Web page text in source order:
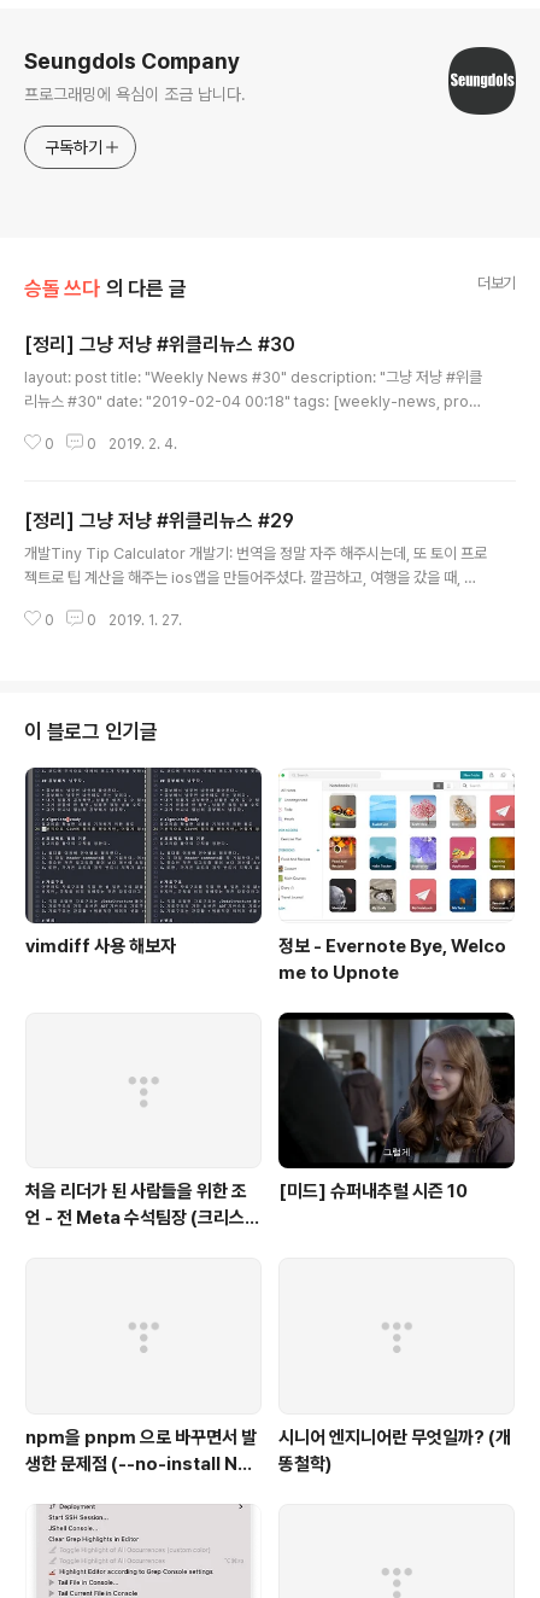
Seungdols Company
프로그래밍에 욕심이 조금 납니다.
구독하기
승돌 쓰다 의 다른 글 더보기
[정리] 그냥 저냥 #위클리뉴스 #30
layout: post title: "Weekly News #30" description: "그냥 저냥 #위클
리뉴스 #30" date: "2019-02-04 00:18" tags: [weekly-news, progr
리뷰 - 코드 리뷰 문화: 코드 리뷰에 대한 글인데, 코드 리뷰에 대한 모든 면을 적
돌아 오는 복리라고 생각하면 좋다. 작게 자주 올리는 것이 좋다는 말에 격하게
동의한다.자바스크립트 비동기 처리 과정과 RxJS Scheduler: 오래전의 ..
0 0 2019. 2. 4.
[정리] 그냥 저냥 #위클리뉴스 #29
개발Tiny Tip Calculator 개발기: 번역을 정말 자주 해주시는데, 또 토이 프로
젝트로 팁 계산을 해주는 ios앱을 만들어주셨다. 깔끔하고, 여행을 갔을 때, 써
로그래머를 위한 타자 연습페이지를 모방하여, 한글 연습을 할 수 있는 웹 앱인
ps를 위한 인터뷰 문제: 실제로 devops라는 건 정말 어렵다. 추상적인 영역이
고, 사이트 신뢰성을 얻기란 어려운 문제고 항상 모든 문제..
0 0 2019. 1. 27.
이 블로그 인기글
vimdiff 사용 해보자
정보 - Evernote Bye, Welco
me to Upnote
처음 리더가 된 사람들을 위한 조
언 - 전 Meta 수석팀장 (크리스
[미드] 슈퍼내추럴 시즌 10
npm을 pnpm 으로 바꾸면서 발
생한 문제점 (--no-install Not
시니어 엔지니어란 무엇일까? (개
똥철학)